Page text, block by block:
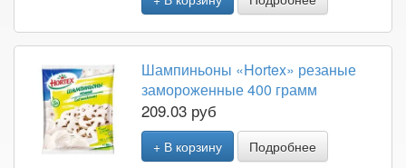
Шампиньоны «Hortex» резаные
замороженные 400 грамм
209.03 руб
+ В корзину Подробнее